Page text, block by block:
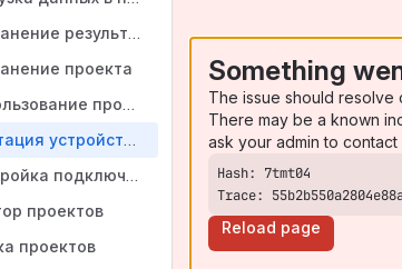
Сохранение результатов работы проекта
проекта
Использование профиль-папки
Имитация устройств (Эмуляция оборудования)
Настройка подключения Google Таблиц
проектов
проектов
Something
The issue should resolve
There may be a known
ask your admin to contact
Trace:
Reload page